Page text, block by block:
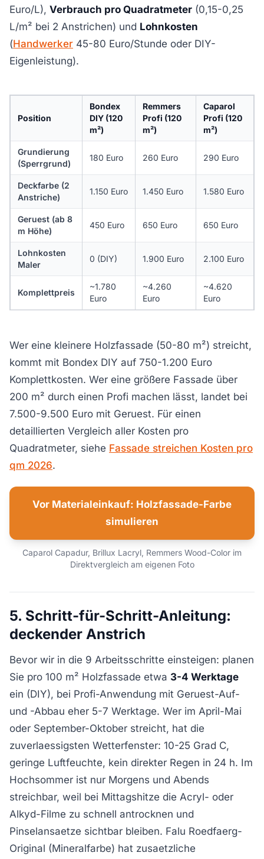
Euro/L), Verbrauch pro Quadratmeter (0,15-0,25
L/m² bei 2 Anstrichen) und Lohnkosten
(Handwerker 45-80 Euro/Stunde oder DIY-
Eigenleistung).
Position
Bondex
DIY (120
m²)
Remmers
Profi (120
m²)
Caparol
Profi (120
m²)
Grundierung
(Sperrgrund)
180 Euro 260 Euro 290 Euro
Deckfarbe (2
Anstriche)
1.150 Euro 1.450 Euro 1.580 Euro
Geruest (ab 8
m Höhe)
450 Euro 650 Euro 650 Euro
Lohnkosten
Maler
0 (DIY) 1.900 Euro 2.100 Euro
Komplettpreis
~1.780
Euro
~4.260
Euro
~4.620
Euro
Wer eine kleinere Holzfassade (50-80 m²) streicht,
kommt mit Bondex DIY auf 750-1.200 Euro
Komplettkosten. Wer eine größere Fassade über
200 m² durch einen Profi machen lässt, landet bei
7.500-9.500 Euro mit Geruest. Für einen
detaillierten Vergleich aller Kosten pro
Quadratmeter, siehe Fassade streichen Kosten pro
qm 2026.
Vor Materialeinkauf: Holzfassade-Farbe
simulieren
Caparol Capadur, Brillux Lacryl, Remmers Wood-Color im
Direktvergleich am eigenen Foto
5. Schritt-für-Schritt-Anleitung:
deckender Anstrich
Bevor wir in die 9 Arbeitsschritte einsteigen: planen
Sie pro 100 m² Holzfassade etwa 3-4 Werktage
ein (DIY), bei Profi-Anwendung mit Geruest-Auf-
und -Abbau eher 5-7 Werktage. Wer im April-Mai
oder September-Oktober streicht, hat die
zuverlaessigsten Wetterfenster: 10-25 Grad C,
geringe Luftfeuchte, kein direkter Regen in 24 h. Im
Hochsommer ist nur Morgens und Abends
streichbar, weil bei Mittagshitze die Acryl- oder
Alkyd-Filme zu schnell antrocknen und
Pinselansaetze sichtbar bleiben. Falu Roedfaerg-
Original (Mineralfarbe) hat zusaetzliche